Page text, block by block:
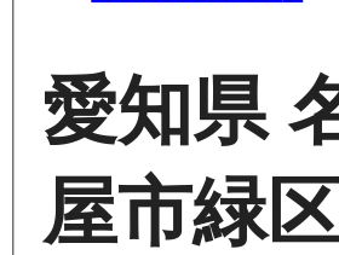
愛知県
屋市緑